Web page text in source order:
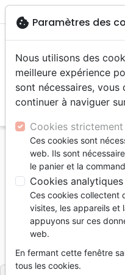
menu
Accueil Livres
Loulou et le cadeau
Loulou et le
Auteur :Marianne
Loetscher
Référence
EditeurLigue pour la
cookie Paramètres des
Nous utilisons des
meilleure expérience
sont nécessaires,
continuer à naviguer
Cookies strictement
Ces cookies sont
web. Ils sont
le panier et la
Cookies analytiques
Ces cookies collectent
visites, les appareils et
appuyons sur ces
web.
En fermant cette fenêtre
tous les cookies.